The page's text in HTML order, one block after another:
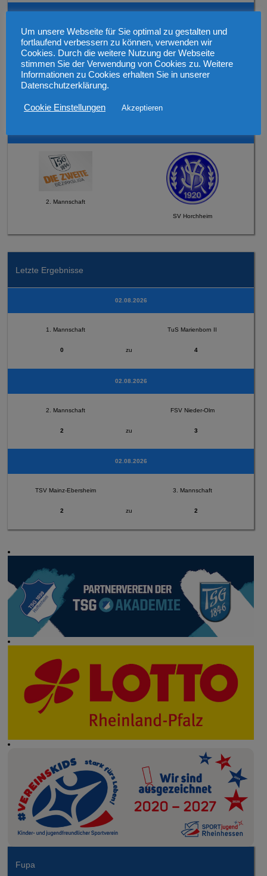
2. Mannschaft
SV Horchheim
Letzte Ergebnisse
02.08.2026
1. Mannschaft TuS Marienborn II
0 zu 4
02.08.2026
2. Mannschaft FSV Nieder-Olm
2 zu 3
02.08.2026
TSV Mainz-Ebersheim 3. Mannschaft
2 zu 2
Fupa
Um unsere Webseite für Sie optimal zu gestalten und
fortlaufend verbessern zu können, verwenden wir
Cookies. Durch die weitere Nutzung der Webseite
stimmen Sie der Verwendung von Cookies zu. Weitere
Informationen zu Cookies erhalten Sie in unserer
Datenschutzerklärung.
Cookie Einstellungen Akzeptieren